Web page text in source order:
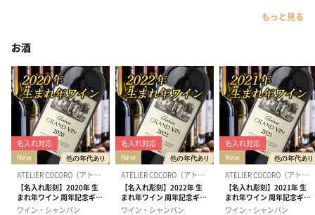
もっと見る
お酒